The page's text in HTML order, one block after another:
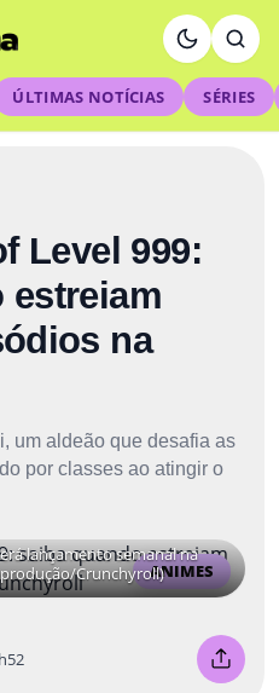
ÚLTIMAS NOTÍCIAS SÉRIES
Level 999:
estreiam
na
um aldeão que desafia as
por classes ao atingir o
ANIMES
lançamento semanal na
Crunchyroll)